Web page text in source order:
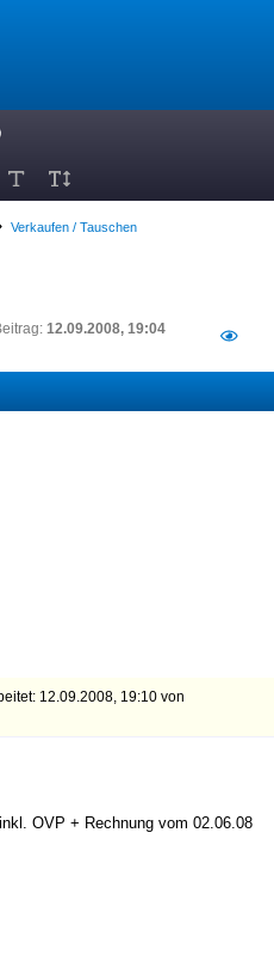
Verkaufen / Tauschen
12.09.2008, 19:04
12.09.2008, 19:10 von
OVP + Rechnung vom 02.06.08